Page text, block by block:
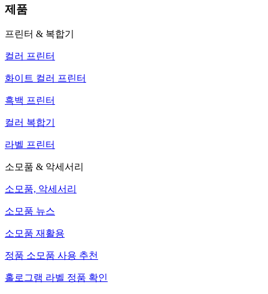
제품
프린터 & 복합기
컬러 프린터
화이트 컬러 프린터
흑백 프린터
컬러 복합기
라벨 프린터
소모품 & 악세서리
소모품, 악세서리
소모품 뉴스
소모품 재활용
정품 소모품 사용 추천
홀로그램 라벨 정품 확인